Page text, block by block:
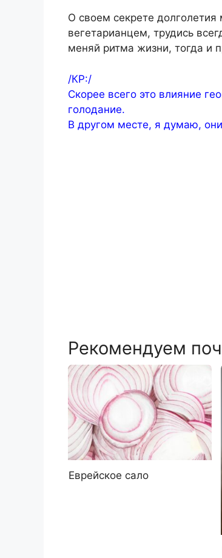
О своем секрете долголетия
вегетарианцем, трудись
меняй ритма жизни, тогда и
/КР:/
Скорее всего это влияние
голодание.
В другом месте, я думаю,
Рекомендуем
Еврейское сало